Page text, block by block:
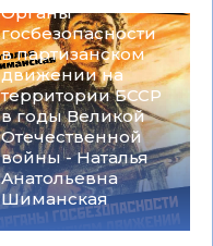
Органы
госбезопасности
в партизанском
движении на
территории БССР
в годы Великой
Отечественной
войны - Наталья
Анатольевна
Шиманская